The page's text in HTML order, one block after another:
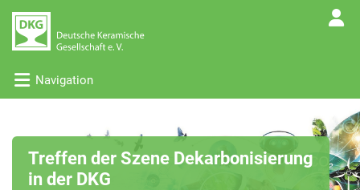
Navigation
Treffen der Szene Dekarbonisierung
in der DKG